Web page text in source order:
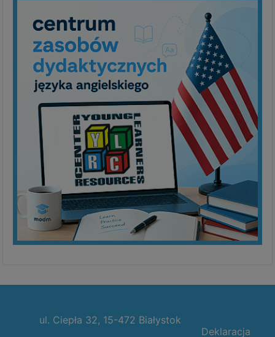
ul. Ciepła 32, 15-472 Białystok
Deklaracja